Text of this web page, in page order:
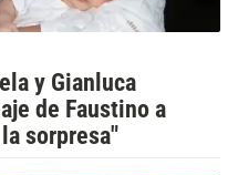
y Gianluca
de Faustino a
sorpresa"